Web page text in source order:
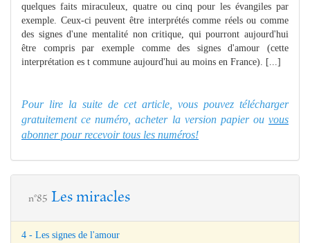
quelques faits miraculeux, quatre ou cinq pour les évangiles par
exemple. Ceux-ci peuvent être interprétés comme réels ou comme
des signes d'une mentalité non critique, qui pourront aujourd'hui
être compris par exemple comme des signes d'amour (cette
interprétation es t commune aujourd'hui au moins en France). [...]
Pour lire la suite de cet article, vous pouvez télécharger
gratuitement ce numéro, acheter la version papier ou vous
abonner pour recevoir tous les numéros!
n°85 Les miracles
4 - Les signes de l'amour